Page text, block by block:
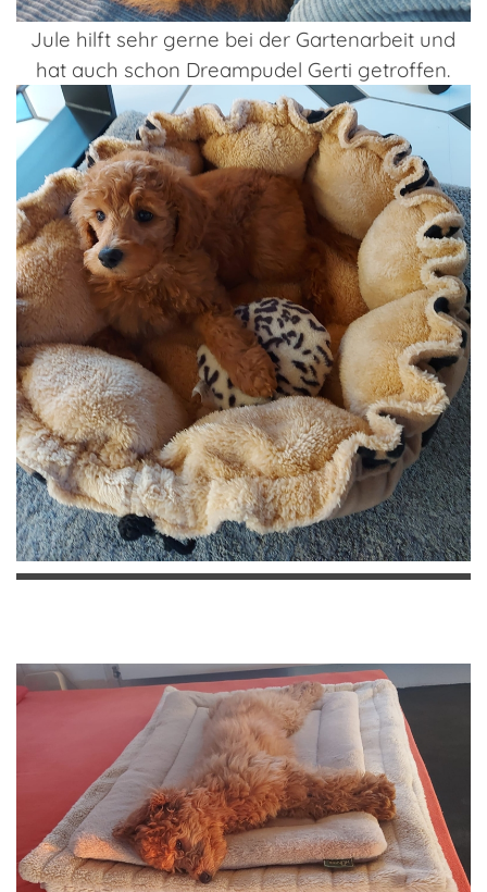
Jule hilft sehr gerne bei der Gartenarbeit und
hat auch schon Dreampudel Gerti getroffen.